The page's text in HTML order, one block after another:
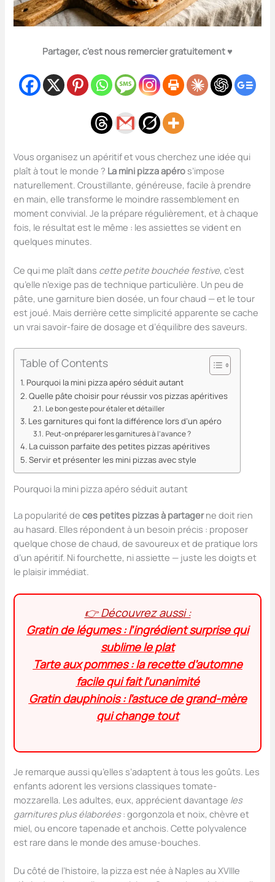
Partager, c'est nous remercier gratuitement ♥️
Vous organisez un apéritif et vous cherchez une idée qui
plaît à tout le monde ? La mini pizza apéros’impose
naturellement. Croustillante, généreuse, facile à prendre
en main, elle transforme le moindre rassemblement en
moment convivial. Je la prépare régulièrement, et à chaque
fois, le résultat est le même : les assiettes se vident en
quelques minutes.
Ce qui me plaît dans cette petite bouchée festive, c’est
qu’elle n’exige pas de technique particulière. Un peu de
pâte, une garniture bien dosée, un four chaud — et le tour
est joué. Mais derrière cette simplicité apparente se cache
un vrai savoir-faire de dosage et d’équilibre des saveurs.
Table of Contents
Pourquoi la mini pizza apéro séduit autant
Quelle pâte choisir pour réussir vos pizzas apéritives
Le bon geste pour étaler et détailler
Les garnitures qui font la différence lors d’un apéro
Peut-on préparer les garnitures à l’avance ?
La cuisson parfaite des petites pizzas apéritives
Servir et présenter les mini pizzas avec style
Pourquoi la mini pizza apéro séduit autant
La popularité deces petites pizzas à partagerne doit rien
au hasard. Elles répondent à un besoin précis : proposer
quelque chose de chaud, de savoureux et de pratique lors
d’un apéritif. Ni fourchette, ni assiette — juste les doigts et
le plaisir immédiat.
👉 Découvrez aussi :
Gratin de légumes : l’ingrédient surprise qui
sublime le plat
Tarte aux pommes : la recette d’automne
facile qui fait l’unanimité
Gratin dauphinois : l’astuce de grand-mère
qui change tout
Je remarque aussi qu’elles s’adaptent à tous les goûts. Les
enfants adorent les versions classiques tomate-
mozzarella. Les adultes, eux, apprécient davantage les
garnitures plus élaborées: gorgonzola et noix, chèvre et
miel, ou encore tapenade et anchois. Cette polyvalence
est rare dans le monde des amuse-bouches.
Du côté de l’histoire, la pizza est née à Naples au XVIIIe